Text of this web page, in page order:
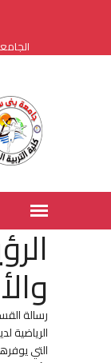
رسالة
الرياضية
التي